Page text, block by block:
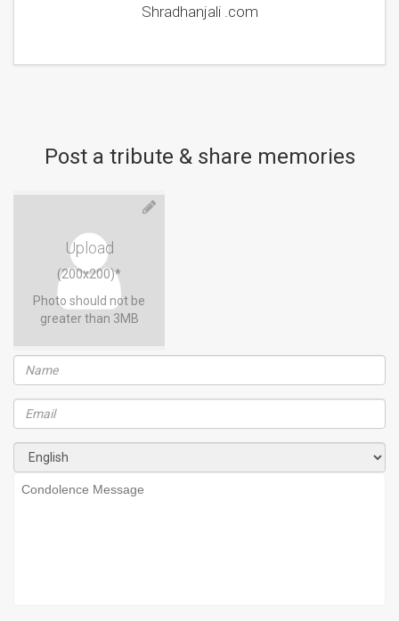
Shradhanjali .com
Post a tribute & share memories
Upload
(200x200)*
Photo should not be
greater than 3MB